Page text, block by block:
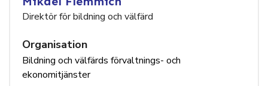
Direktör för bildning och välfärd
Organisation
Bildning och välfärds förvaltnings- och
ekonomitjänster